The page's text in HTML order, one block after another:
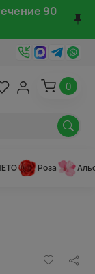
90
0
Роза